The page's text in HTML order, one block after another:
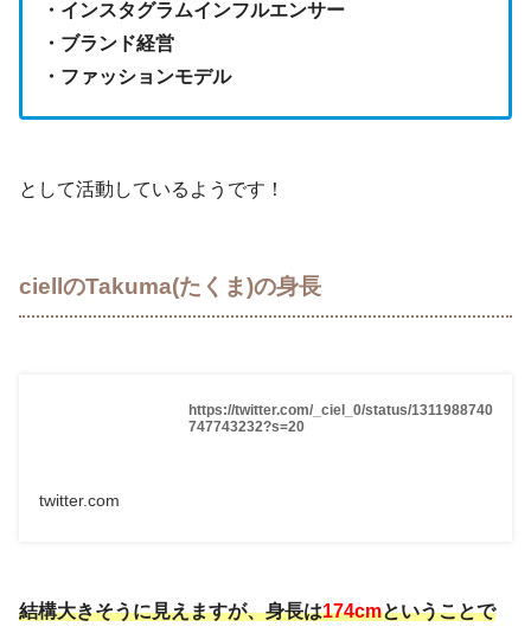
・インスタグラムインフルエンサー
・ブランド経営
・ファッションモデル
として活動しているようです！
ciellのTakuma(たくま)の身長
https://twitter.com/_ciel_0/status/1311988740
747743232?s=20
twitter.com
結構大きそうに見えますが、身長は174cmということで